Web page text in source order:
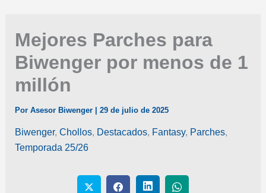
Mejores Parches para
Biwenger por menos de 1
millón
Por Asesor Biwenger 29 de julio de 2025
Biwenger, Chollos, Destacados, Fantasy, Parches,
Temporada 25/26